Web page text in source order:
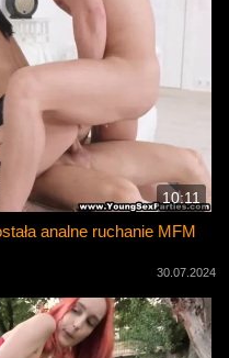
10:11
analne ruchanie MFM
30.07.2024